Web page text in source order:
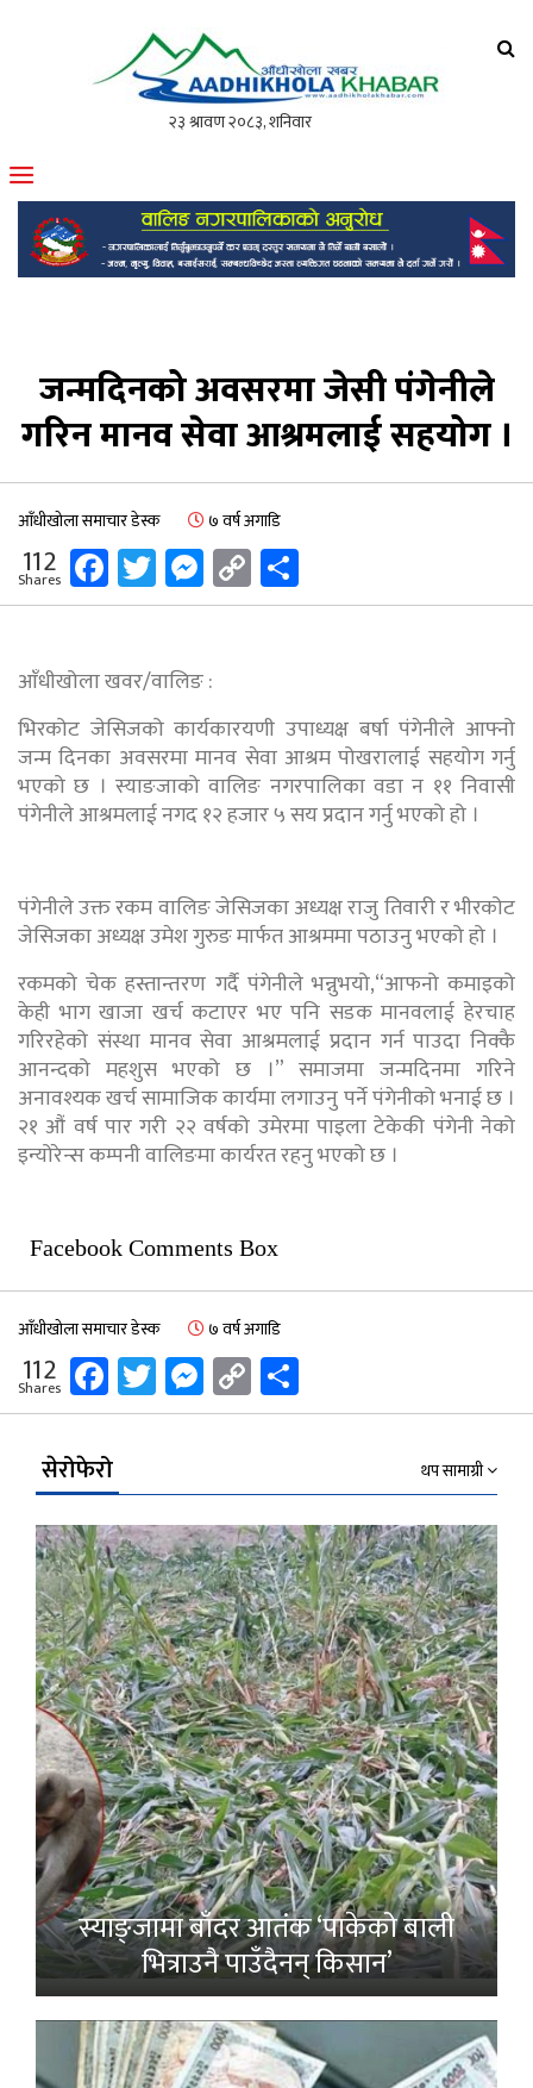
मोफसलकै लोकप्रिय अनलाइन पत्रिका
जन्मदिनको अवसरमा जेसी पंगेनीले
गरिन मानव सेवा आश्रमलाई सहयोग ।
आँधीखोला समाचार डेस्क ७ वर्ष अगाडि
112
Shares Facebook
Twitter
Messenger
Copy
Link
आँधीखोला खवर/वालिङ :
भिरकोट जेसिजको कार्यकारयणी उपाध्यक्ष बर्षा पंगेनीले आफ्नो
जन्म दिनका अवसरमा मानव सेवा आश्रम पोखरालाई सहयोग गर्नु
भएको छ । स्याङजाको वालिङ नगरपालिका वडा न ११ निवासी
पंगेनीले आश्रमलाई नगद १२ हजार ५ सय प्रदान गर्नु भएको हो ।
पंगेनीले उक्त रकम वालिङ जेसिजका अध्यक्ष राजु तिवारी र भीरकोट
जेसिजका अध्यक्ष उमेश गुरुङ मार्फत आश्रममा पठाउनु भएको हो ।
रकमको चेक हस्तान्तरण गर्दै पंगेनीले भन्नुभयो,“आफनो कमाइको
केही भाग खाजा खर्च कटाएर भए पनि सडक मानवलाई हेरचाह
गरिरहेको संस्था मानव सेवा आश्रमलाई प्रदान गर्न पाउदा निक्कै
आनन्दको महशुस भएको छ ।” समाजमा जन्मदिनमा गरिने
अनावश्यक खर्च सामाजिक कार्यमा लगाउनु पर्ने पंगेनीको भनाई छ ।
२१ औं वर्ष पार गरी २२ वर्षको उमेरमा पाइला टेकेकी पंगेनी नेको
इन्योरेन्स कम्पनी वालिङमा कार्यरत रहनु भएको छ ।
Facebook Comments Box
आँधीखोला समाचार डेस्क ७ वर्ष अगाडि
112
Shares Facebook
Twitter
Messenger
Copy
Link
सेरोफेरो थप सामाग्री
स्याङ्जामा बाँदर आतंक ‘पाकेको बाली
भित्राउनै पाउँदैनन् किसान’